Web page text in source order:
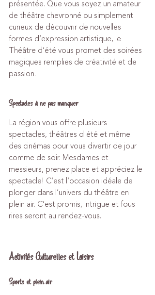
présentée. Que vous soyez un amateur
de théâtre chevronné ou simplement
curieux de découvrir de nouvelles
formes d’expression artistique, le
Théâtre d’été vous promet des soirées
magiques remplies de créativité et de
passion.
Spectacles à ne pas manquer
La région vous offre plusieurs
spectacles, théâtres d'été et même
des cinémas pour vous divertir de jour
comme de soir. Mesdames et
messieurs, prenez place et appréciez le
spectacle! C’est l’occasion idéale de
plonger dans l’univers du théâtre en
plein air. C’est promis, intrigue et fous
rires seront au rendez-vous.
Activités Culturelles et Loisirs
Sports et plein air